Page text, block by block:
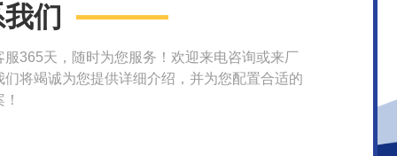
们
服365天，随时为您服务！欢迎来电咨询或来厂
们将竭诚为您提供详细介绍，并为您配置合适的